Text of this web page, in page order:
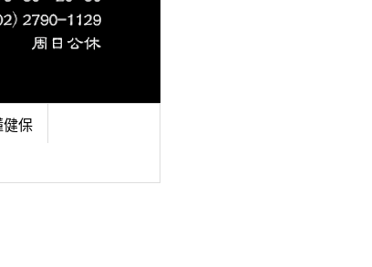
健保